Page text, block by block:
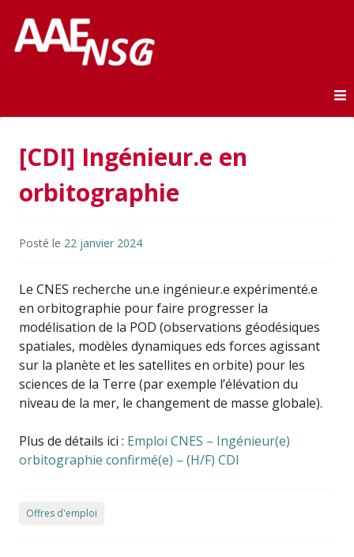
AAE-ENSG
[CDI] Ingénieur.e en
orbitographie
Posté le 22 janvier 2024
Le CNES recherche un.e ingénieur.e expérimenté.e
en orbitographie pour faire progresser la
modélisation de la POD (observations géodésiques
spatiales, modèles dynamiques eds forces agissant
sur la planète et les satellites en orbite) pour les
sciences de la Terre (par exemple l’élévation du
niveau de la mer, le changement de masse globale).
Plus de détails ici : Emploi CNES – Ingénieur(e)
orbitographie confirmé(e) – (H/F) CDI
Offres d'emploi